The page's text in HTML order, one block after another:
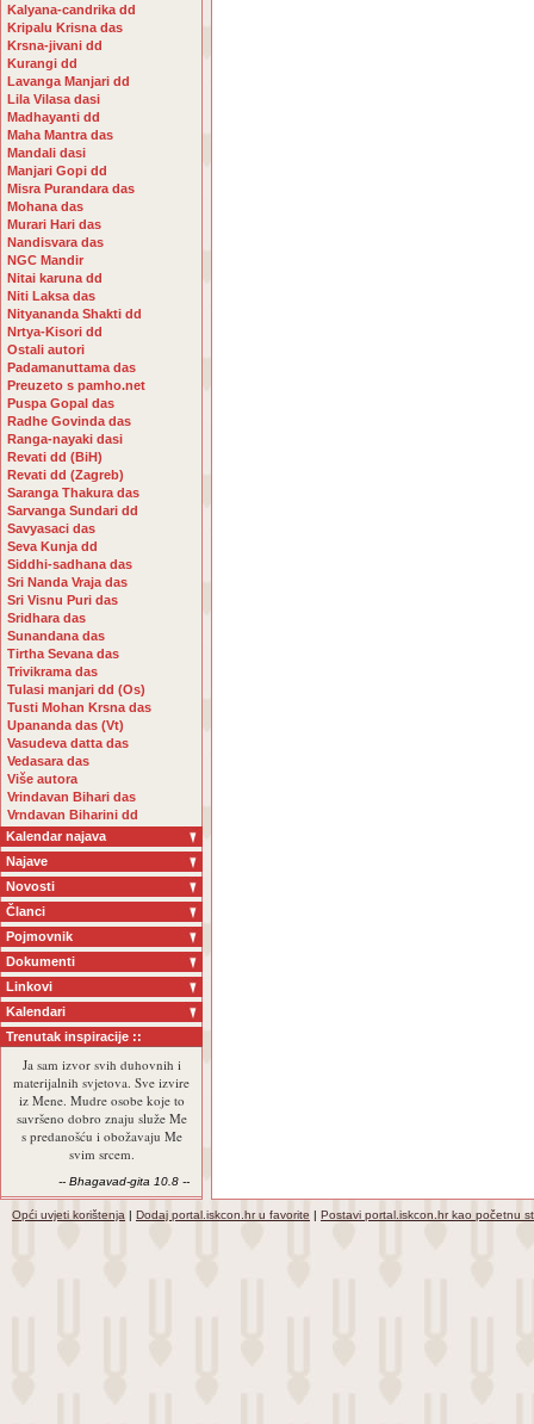
Kalyana-candrika dd
Kripalu Krisna das
Krsna-jivani dd
Kurangi dd
Lavanga Manjari dd
Lila Vilasa dasi
Madhayanti dd
Maha Mantra das
Mandali dasi
Manjari Gopi dd
Misra Purandara das
Mohana das
Murari Hari das
Nandisvara das
NGC Mandir
Nitai karuna dd
Niti Laksa das
Nityananda Shakti dd
Nrtya-Kisori dd
Ostali autori
Padamanuttama das
Preuzeto s pamho.net
Puspa Gopal das
Radhe Govinda das
Ranga-nayaki dasi
Revati dd (BiH)
Revati dd (Zagreb)
Saranga Thakura das
Sarvanga Sundari dd
Savyasaci das
Seva Kunja dd
Siddhi-sadhana das
Sri Nanda Vraja das
Sri Visnu Puri das
Sridhara das
Sunandana das
Tirtha Sevana das
Trivikrama das
Tulasi manjari dd (Os)
Tusti Mohan Krsna das
Upananda das (Vt)
Vasudeva datta das
Vedasara das
Više autora
Vrindavan Bihari das
Vrndavan Biharini dd
Kalendar najava
Najave
Novosti
Članci
Pojmovnik
Dokumenti
Linkovi
Kalendari
Trenutak inspiracije ::
Ja sam izvor svih duhovnih i
materijalnih svjetova. Sve izvire
iz Mene. Mudre osobe koje to
savršeno dobro znaju služe Me
s predanošću i obožavaju Me
svim srcem.
-- Bhagavad-gita 10.8 --
Opći uvjeti korištenja | Dodaj portal.iskcon.hr u favorite | Postavi portal.iskcon.hr kao početnu